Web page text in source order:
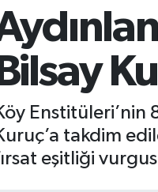
Bilsay
Enstitüleri’nin
takdim
eşitliği